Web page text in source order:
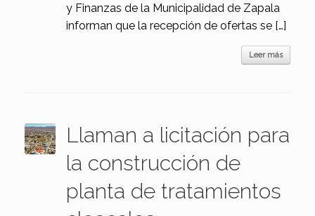
y Finanzas de la Municipalidad de Zapala
informan que la recepción de ofertas se […]
Leer más
Llaman a licitación para
la construcción de
planta de tratamientos